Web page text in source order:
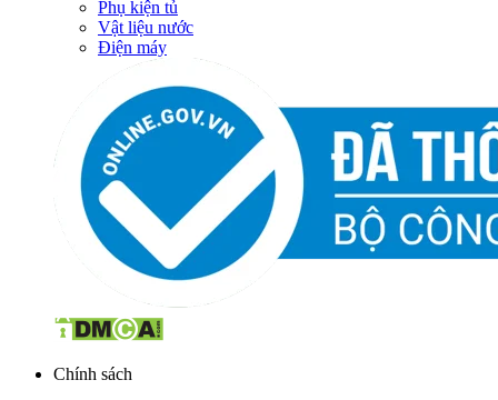
Phụ kiện tủ
Vật liệu nước
Điện máy
Chính sách